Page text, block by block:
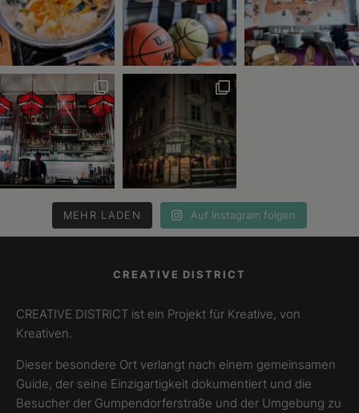
MEHR LADEN Auf Instagram folgen
CREATIVE DISTRICT
CREATIVE DISTRICT ist ein Projekt für Kreative, von
Kreativen.
Dieser besondere Ort verlangt nach einem gemeinsamen
Guide, der seine Einzigartigkeit dokumentiert und die
Besucher der Gumpendorferstraße und der Umgebung zu